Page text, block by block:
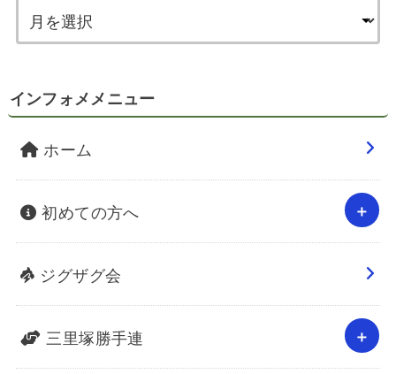
インフォメメニュー
ホーム
初めての方へ
ジグザグ会
三里塚勝手連